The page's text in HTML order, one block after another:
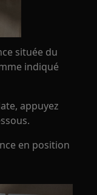
située du
indiqué
appuyez
en position